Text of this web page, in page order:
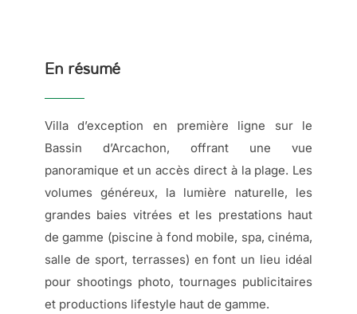
En résumé
Villa d’exception en première ligne sur le
Bassin d’Arcachon, offrant une vue
panoramique et un accès direct à la plage. Les
volumes généreux, la lumière naturelle, les
grandes baies vitrées et les prestations haut
de gamme (piscine à fond mobile, spa, cinéma,
salle de sport, terrasses) en font un lieu idéal
pour shootings photo, tournages publicitaires
et productions lifestyle haut de gamme.